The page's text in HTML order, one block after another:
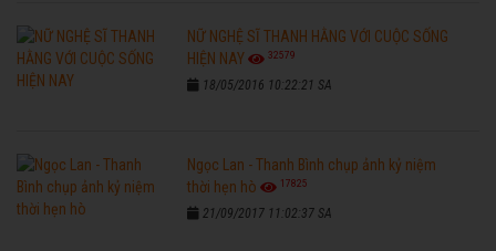
NỮ NGHỆ SĨ THANH HẰNG VỚI CUỘC SỐNG
HIỆN NAY
32579
18/05/2016 10:22:21 SA
Ngọc Lan - Thanh Bình chụp ảnh kỷ niệm
thời hẹn hò
17825
21/09/2017 11:02:37 SA